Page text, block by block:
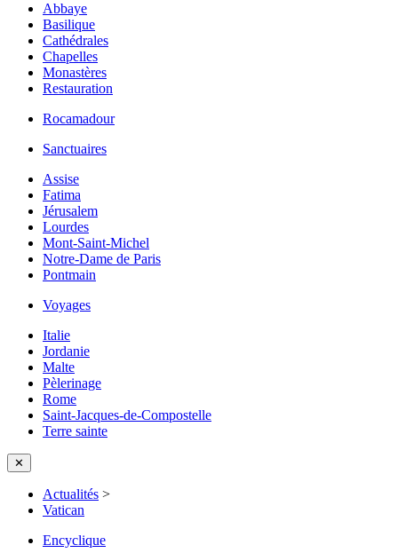
Abbaye
Basilique
Cathédrales
Chapelles
Monastères
Restauration
Rocamadour
Sanctuaires
Assise
Fatima
Jérusalem
Lourdes
Mont-Saint-Michel
Notre-Dame de Paris
Pontmain
Voyages
Italie
Jordanie
Malte
Pèlerinage
Rome
Saint-Jacques-de-Compostelle
Terre sainte
✕
Actualités >
Vatican
Encyclique